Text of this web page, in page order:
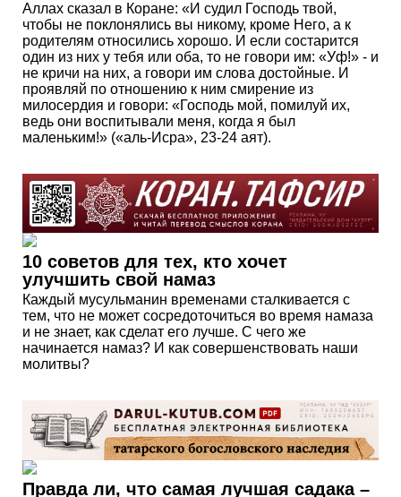
Аллах сказал в Коране: «И судил Господь твой,
чтобы не поклонялись вы никому, кроме Него, а к
родителям относились хорошо. И если состарится
один из них у тебя или оба, то не говори им: «Уф!» - и
не кричи на них, а говори им слова достойные. И
проявляй по отношению к ним смирение из
милосердия и говори: «Господь мой, помилуй их,
ведь они воспитывали меня, когда я был
маленьким!» («аль-Исра», 23-24 аят).
10 советов для тех, кто хочет
улучшить свой намаз
Каждый мусульманин временами сталкивается с
тем, что не может сосредоточиться во время намаза
и не знает, как сделат его лучше. С чего же
начинается намаз? И как совершенствовать наши
молитвы?
Правда ли, что самая лучшая садака –